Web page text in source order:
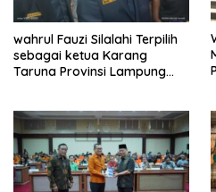
wahrul Fauzi Silalahi Terpilih
sebagai ketua Karang
Taruna Provinsi Lampung